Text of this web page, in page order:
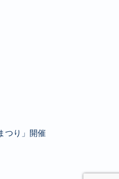
つり」開催